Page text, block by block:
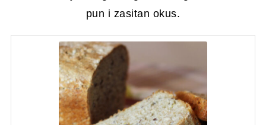
pun i zasitan okus.